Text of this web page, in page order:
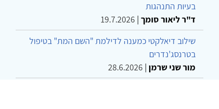
בעיות התנהגות
ד"ר ליאור סומך |
19.7.2026
שילוב דיאלקטי כמענה לדילמת "השם המת" בטיפול
בטרנסג'נדרים
מור שני שרמן |
28.6.2026